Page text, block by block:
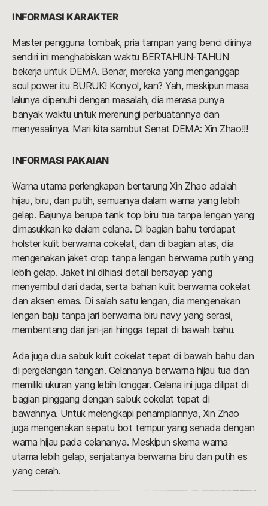
INFORMASI KARAKTER
Master pengguna tombak, pria tampan yang benci dirinya
sendiri ini menghabiskan waktu BERTAHUN-TAHUN
bekerja untuk DEMA. Benar, mereka yang menganggap
soul power itu BURUK! Konyol, kan? Yah, meskipun masa
lalunya dipenuhi dengan masalah, dia merasa punya
banyak waktu untuk merenungi perbuatannya dan
menyesalinya. Mari kita sambut Senat DEMA: Xin Zhao!!!
INFORMASI PAKAIAN
Warna utama perlengkapan bertarung Xin Zhao adalah
hijau, biru, dan putih, semuanya dalam warna yang lebih
gelap. Bajunya berupa tank top biru tua tanpa lengan yang
dimasukkan ke dalam celana. Di bagian bahu terdapat
holster kulit berwarna cokelat, dan di bagian atas, dia
mengenakan jaket crop tanpa lengan berwarna putih yang
lebih gelap. Jaket ini dihiasi detail bersayap yang
menyembul dari dada, serta bahan kulit berwarna cokelat
dan aksen emas. Di salah satu lengan, dia mengenakan
lengan baju tanpa jari berwarna biru navy yang serasi,
membentang dari jari-jari hingga tepat di bawah bahu.
Ada juga dua sabuk kulit cokelat tepat di bawah bahu dan
di pergelangan tangan. Celananya berwarna hijau tua dan
memiliki ukuran yang lebih longgar. Celana ini juga dilipat di
bagian pinggang dengan sabuk cokelat tepat di
bawahnya. Untuk melengkapi penampilannya, Xin Zhao
juga mengenakan sepatu bot tempur yang senada dengan
warna hijau pada celananya. Meskipun skema warna
utama lebih gelap, senjatanya berwarna biru dan putih es
yang cerah.